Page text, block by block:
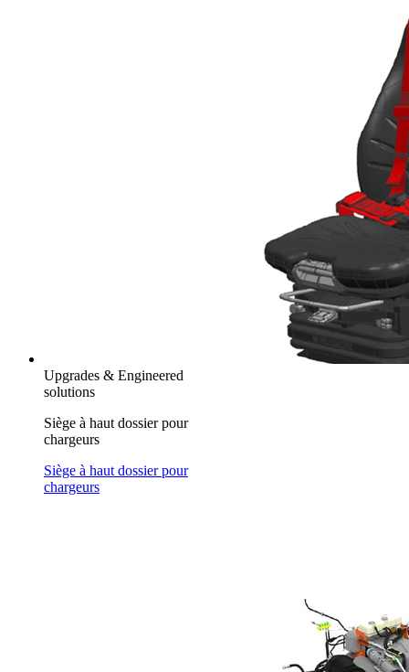
Upgrades & Engineered
solutions
Siège à haut dossier pour
chargeurs
Siège à haut dossier pour
chargeurs